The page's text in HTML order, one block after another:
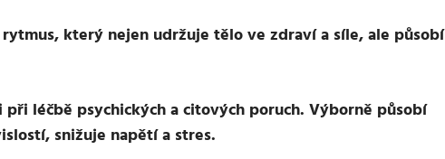
který nejen udržuje tělo ve zdraví a síle, ale působí
léčbě psychických a citových poruch. Výborně působí
snižuje napětí a stres.